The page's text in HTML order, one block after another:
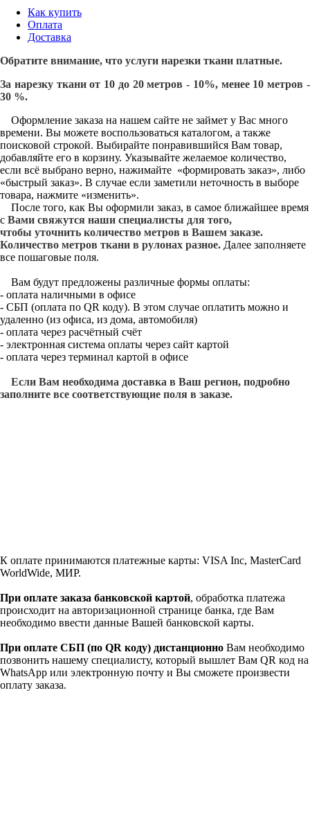
Как купить
Оплата
Доставка
Обратите внимание, что услуги нарезки ткани платные.
За нарезку ткани от 10 до 20 метров - 10%, менее 10 метров -
30 %.
Оформление заказа на нашем сайте не займет у Вас много
времени. Вы можете воспользоваться каталогом, а также
поисковой строкой. Выбирайте понравившийся Вам товар,
добавляйте его в корзину. Указывайте желаемое количество,
если всё выбрано верно, нажимайте «формировать заказ», либо
«быстрый заказ». В случае если заметили неточность в выборе
товара, нажмите «изменить».
После того, как Вы оформили заказ, в самое ближайшее время
с Вами свяжутся наши специалисты для того,
чтобы уточнить количество метров в Вашем заказе.
Количество метров ткани в рулонах разное. Далее заполняете
все пошаговые поля.
Вам будут предложены различные формы оплаты:
- оплата наличными в офисе
- СБП (оплата по QR коду). В этом случае оплатить можно и
удаленно (из офиса, из дома, автомобиля)
- оплата через расчётный счёт
- электронная система оплаты через сайт картой
- оплата через терминал картой в офисе
Если Вам необходима доставка в Ваш регион, подробно
заполните все соответствующие поля в заказе.
К оплате принимаются платежные карты: VISA Inc, MasterCard
WorldWide, МИР.
При оплате заказа банковской картой, обработка платежа
происходит на авторизационной странице банка, где Вам
необходимо ввести данные Вашей банковской карты.
При оплате СБП (по QR коду) дистанционно Вам необходимо
позвонить нашему специалисту, который вышлет Вам QR код на
WhatsApp или электронную почту и Вы сможете произвести
оплату заказа.